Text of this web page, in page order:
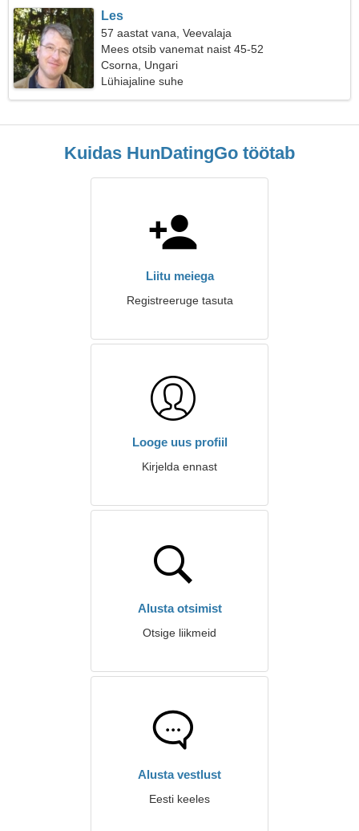
Les
57 aastat vana, Veevalaja
Mees otsib vanemat naist 45-52
Csorna, Ungari
Lühiajaline suhe
Kuidas HunDatingGo töötab
Liitu meiega
Registreeruge tasuta
Looge uus profiil
Kirjelda ennast
Alusta otsimist
Otsige liikmeid
Alusta vestlust
Eesti keeles